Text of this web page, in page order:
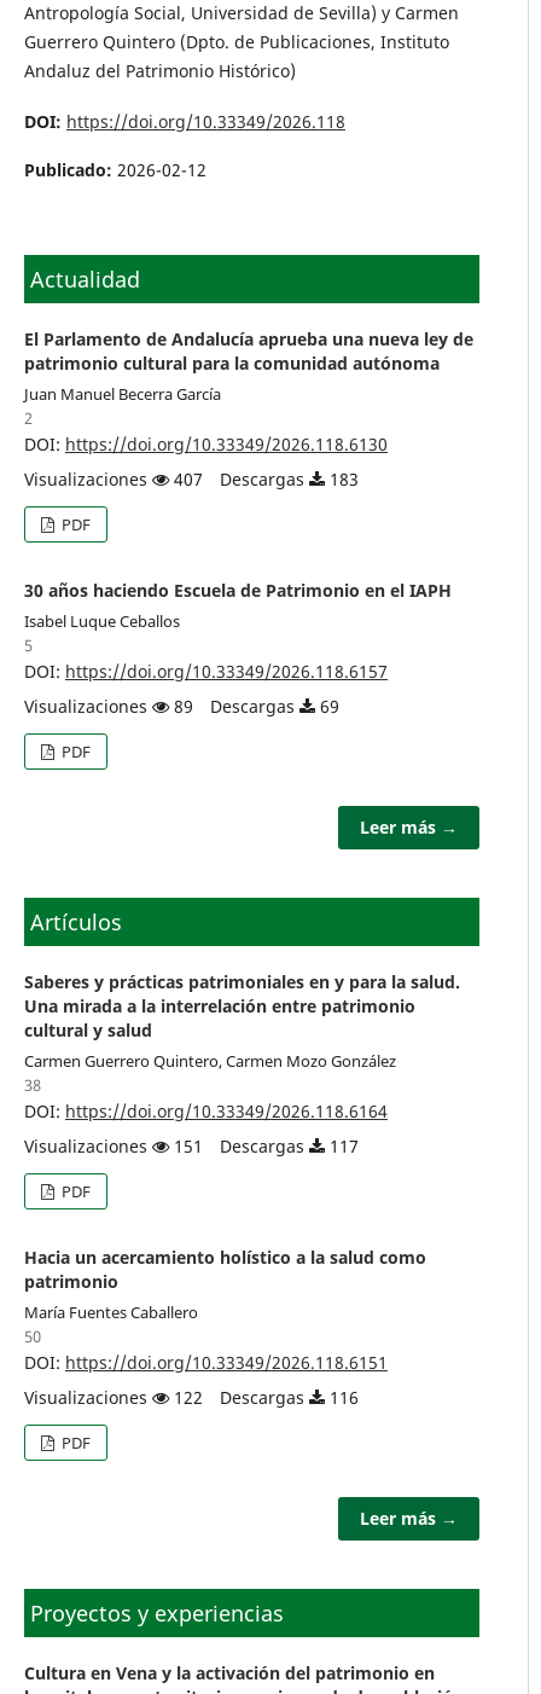
Antropología Social, Universidad de Sevilla) y Carmen
Guerrero Quintero (Dpto. de Publicaciones, Instituto
Andaluz del Patrimonio Histórico)
DOI: https://doi.org/10.33349/2026.118
Publicado: 2026-02-12
Actualidad
El Parlamento de Andalucía aprueba una nueva ley de
patrimonio cultural para la comunidad autónoma
Juan Manuel Becerra García
2
DOI: https://doi.org/10.33349/2026.118.6130
Visualizaciones
407 Descargas 183
PDF
30 años haciendo Escuela de Patrimonio en el IAPH
Isabel Luque Ceballos
5
DOI: https://doi.org/10.33349/2026.118.6157
Visualizaciones
89 Descargas 69
PDF
Leer más →
Artículos
Saberes y prácticas patrimoniales en y para la salud.
Una mirada a la interrelación entre patrimonio
cultural y salud
Carmen Guerrero Quintero, Carmen Mozo González
38
DOI: https://doi.org/10.33349/2026.118.6164
Visualizaciones
151 Descargas 117
PDF
Hacia un acercamiento holístico a la salud como
patrimonio
María Fuentes Caballero
50
DOI: https://doi.org/10.33349/2026.118.6151
Visualizaciones
122 Descargas 116
PDF
Leer más →
Proyectos y experiencias
Cultura en Vena y la activación del patrimonio en